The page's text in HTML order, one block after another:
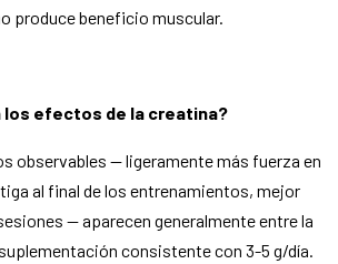
produce beneficio muscular.
los efectos de la creatina?
observables — ligeramente más fuerza en
al final de los entrenamientos, mejor
— aparecen generalmente entre la
suplementación consistente con 3-5 g/día.